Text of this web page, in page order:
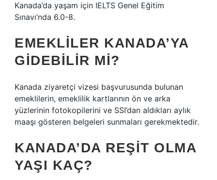
Kanada’da yaşam için IELTS Genel Eğitim
Sınavı’nda 6.0-8.
EMEKLILER KANADA’YA
GIDEBILIR MI?
Kanada ziyaretçi vizesi başvurusunda bulunan
emeklilerin, emeklilik kartlarının ön ve arka
yüzlerinin fotokopilerini ve SSI’dan aldıkları aylık
maaşı gösteren belgeleri sunmaları gerekmektedir.
KANADA’DA REŞIT OLMA
YAŞI KAÇ?